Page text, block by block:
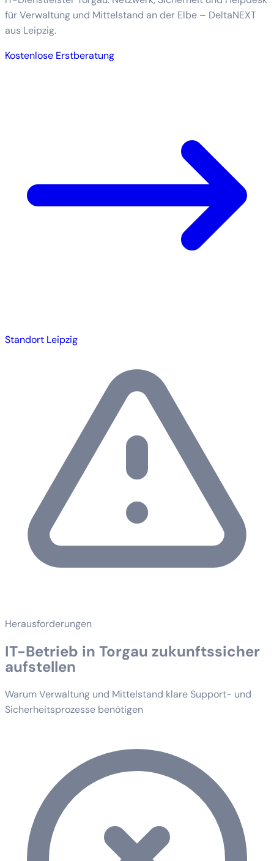
für Verwaltung und Mittelstand an der Elbe – DeltaNEXT
aus Leipzig.
Kostenlose Erstberatung
Standort Leipzig
Herausforderungen
IT-Betrieb in Torgau zukunftssicher
aufstellen
Warum Verwaltung und Mittelstand klare Support- und
Sicherheitsprozesse benötigen